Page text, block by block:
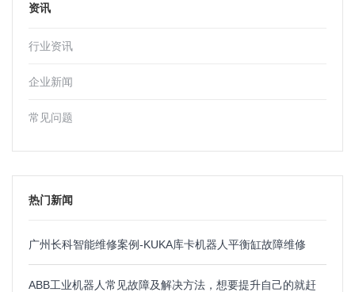
资讯
行业资讯
企业新闻
常见问题
热门新闻
广州长科智能维修案例-KUKA库卡机器人平衡缸故障维修
ABB工业机器人常见故障及解决方法，想要提升自己的就赶